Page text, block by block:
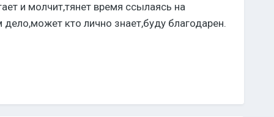
и молчит,тянет время ссылаясь на
кто лично знает,буду благодарен.